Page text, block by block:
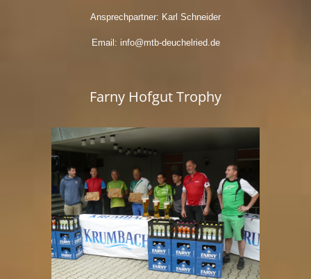
Ansprechpartner: Karl Schneider
Email: info@mtb-deuchelried.de
Farny Hofgut Trophy